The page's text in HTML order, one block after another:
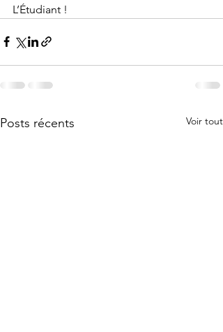
L’Étudiant !
Posts récents Voir tout